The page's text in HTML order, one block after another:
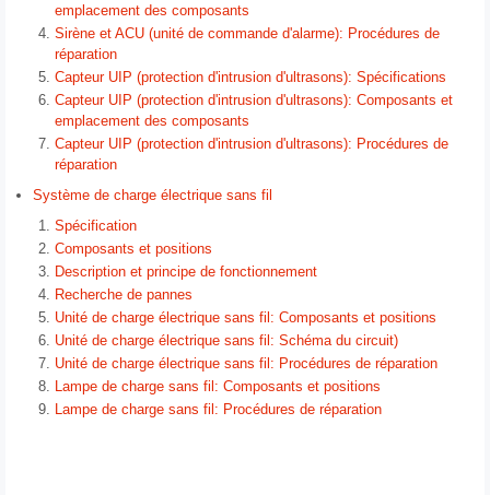
emplacement des composants
Sirène et ACU (unité de commande d'alarme): Procédures de
réparation
Capteur UIP (protection d'intrusion d'ultrasons): Spécifications
Capteur UIP (protection d'intrusion d'ultrasons): Composants et
emplacement des composants
Capteur UIP (protection d'intrusion d'ultrasons): Procédures de
réparation
Système de charge électrique sans fil
Spécification
Composants et positions
Description et principe de fonctionnement
Recherche de pannes
Unité de charge électrique sans fil: Composants et positions
Unité de charge électrique sans fil: Schéma du circuit)
Unité de charge électrique sans fil: Procédures de réparation
Lampe de charge sans fil: Composants et positions
Lampe de charge sans fil: Procédures de réparation